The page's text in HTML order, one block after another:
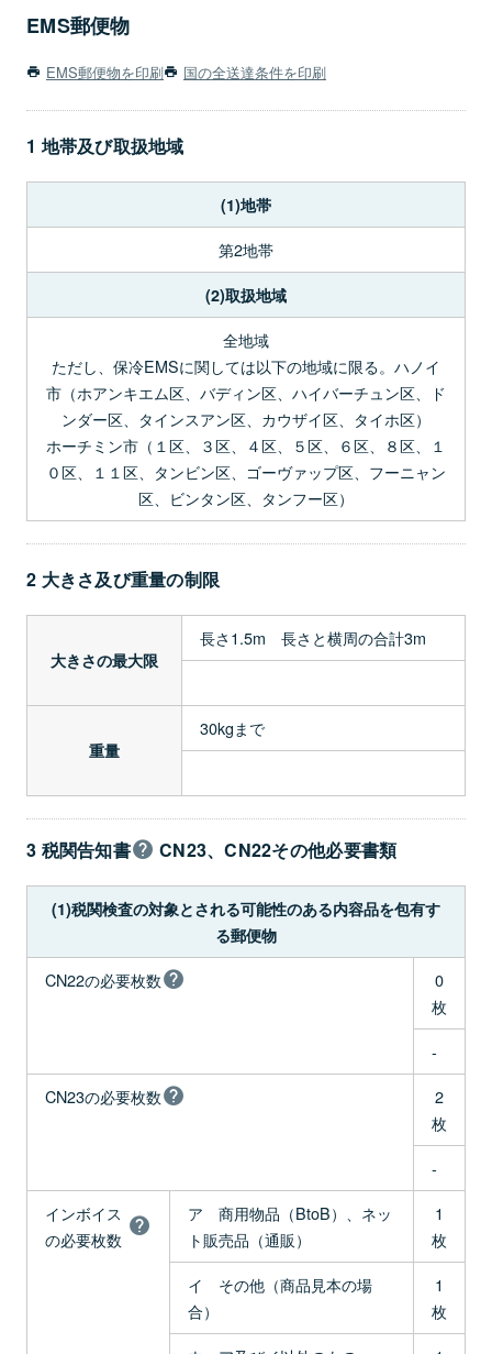
EMS郵便物
EMS郵便物を印刷 国の全送達条件を印刷
1 地帯及び取扱地域
(1)地帯
第2地帯
(2)取扱地域
全地域
ただし、保冷EMSに関しては以下の地域に限る。ハノイ
市（ホアンキエム区、バディン区、ハイバーチュン区、ド
ンダー区、タインスアン区、カウザイ区、タイホ区）
ホーチミン市（１区、３区、４区、５区、６区、８区、１
０区、１１区、タンビン区、ゴーヴァップ区、フーニャン
区、ビンタン区、タンフー区）
2 大きさ及び重量の制限
大きさの最大限
長さ1.5m 長さと横周の合計3m
重量
30kgまで
3 税関告知書 CN23、CN22その他必要書類
(1)税関検査の対象とされる可能性のある内容品を包有す
る郵便物
CN22の必要枚数
0
枚
-
CN23の必要枚数
2
枚
-
インボイス
の必要枚数
ア 商用物品（BtoB）、ネッ
ト販売品（通販）
1
枚
イ その他（商品見本の場
合）
1
枚